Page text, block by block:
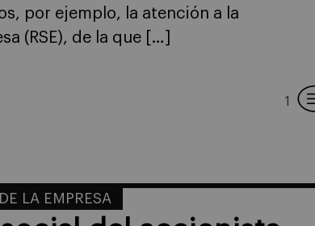
por ejemplo, la atención a la
(RSE), de la que […]
1
LA EMPRESA